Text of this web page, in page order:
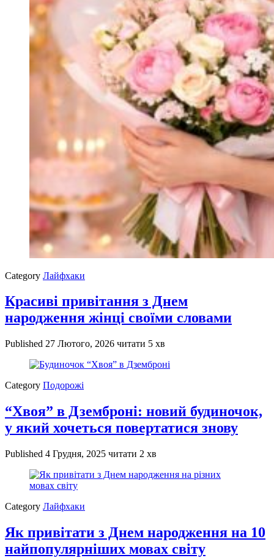
Category Лайфхаки
Красиві привітання з Днем
народження жінці своїми словами
Published 27 Лютого, 2026 читати 5 хв
Category Подорожі
“Хвоя” в Дземброні: новий будиночок,
у який хочеться повертатися знову
Published 4 Грудня, 2025 читати 2 хв
Category Лайфхаки
Як привітати з Днем народження на 10
найпопулярніших мовах світу